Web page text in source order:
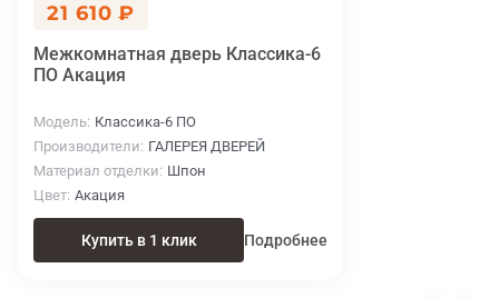
21 610 ₽
Межкомнатная дверь Классика-6
ПО Акация
Модель Классика-6 ПО
Производители ГАЛЕРЕЯ ДВЕРЕЙ
Материал отделки Шпон
Цвет Акация
Купить в 1 клик Подробнее